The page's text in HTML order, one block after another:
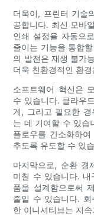
더욱이, 프린터 기술
공합니다. 최신 모바
인쇄 설정을 자동으
줄이는 기능을 통합
의 발전은 재생 불가
더욱 친환경적인 환
소프트웨어 혁신은
수 있습니다. 클라우
게, 그리고 필요한
는 데 기여할 수 있습
플로우를 간소화하
추도록 유도할 수 있
마지막으로, 순환 경
미칠 수 있습니다. 내
품을 설계함으로써
줄일 수 있습니다.
한 이니셔티브는 지